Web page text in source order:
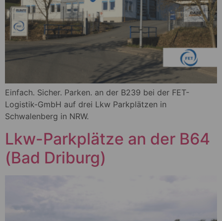
Einfach. Sicher. Parken. an der B239 bei der FET-
Logistik-GmbH auf drei Lkw Parkplätzen in
Schwalenberg in NRW.
Lkw-Parkplätze an der B64
(Bad Driburg)